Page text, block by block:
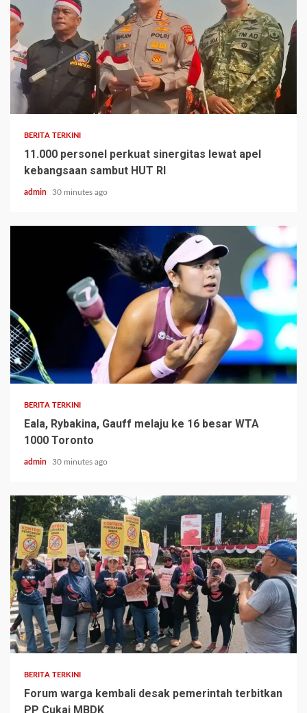
BERITA TERKINI
11.000 personel perkuat sinergitas lewat apel
kebangsaan sambut HUT RI
admin 30 minutes ago
BERITA TERKINI
Eala, Rybakina, Gauff melaju ke 16 besar WTA
1000 Toronto
admin 30 minutes ago
BERITA TERKINI
Forum warga kembali desak pemerintah terbitkan
PP Cukai MBDK